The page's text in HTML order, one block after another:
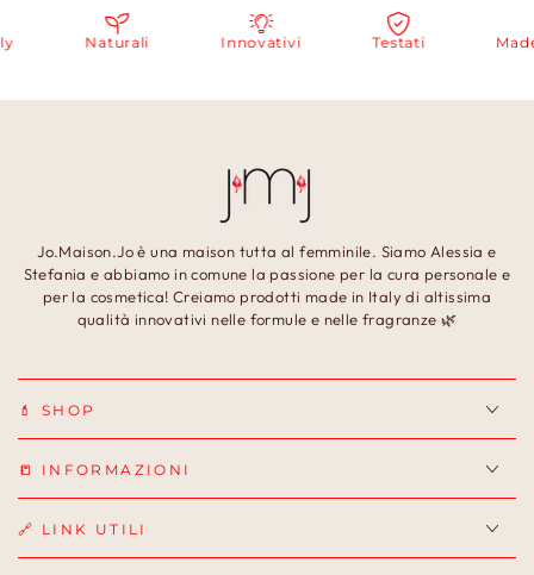
Naturali Innovativi Testati
Jo.Maison.Jo è una maison tutta al femminile. Siamo Alessia e
Stefania e abbiamo in comune la passione per la cura personale e
per la cosmetica! Creiamo prodotti made in Italy di altissima
qualità innovativi nelle formule e nelle fragranze 🌿
💄 SHOP
📒 INFORMAZIONI
🔗 LINK UTILI